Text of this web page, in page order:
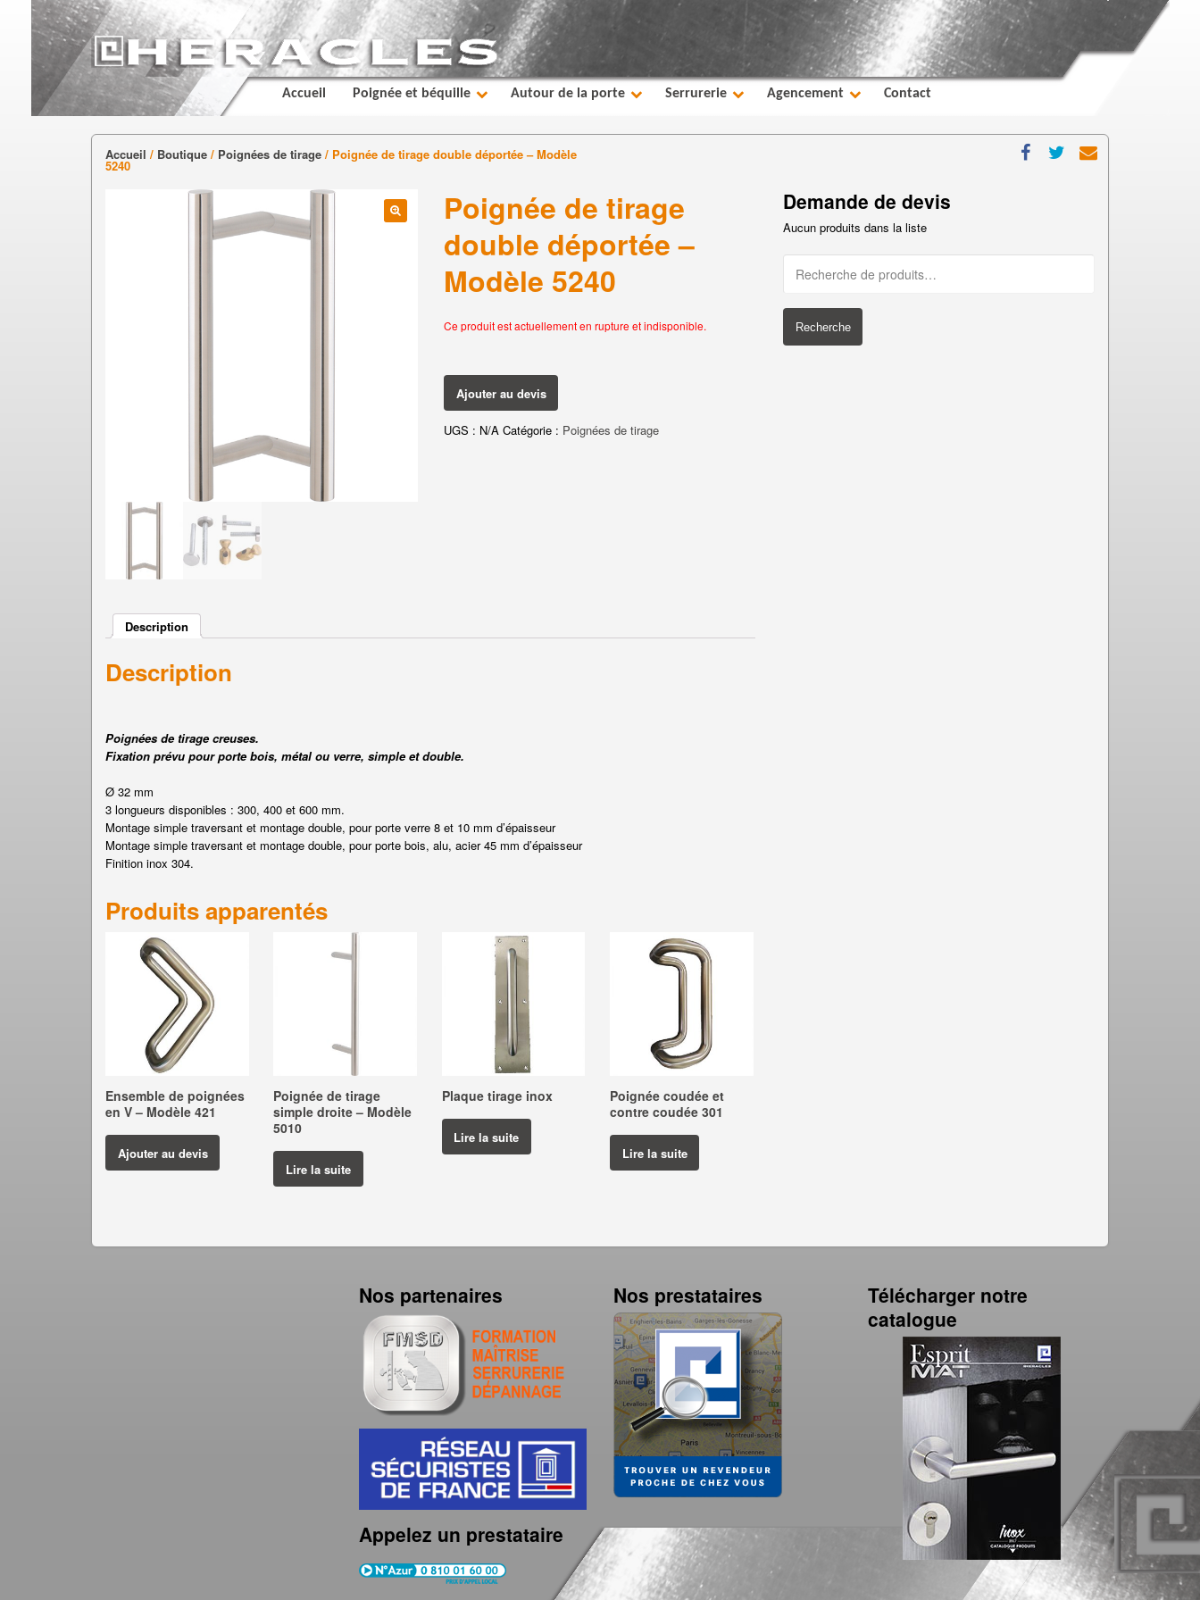
Accueil Poignée et béquille Autour de la porte Serrurerie Agencement Contact
Accueil / Boutique / Poignées de tirage / Poignée de tirage double déportée – Modèle
5240
Poignée de tirage
double déportée –
Modèle 5240
Ce produit est actuellement en rupture et indisponible.
Ajouter au devis
UGS : N/A Catégorie : Poignées de tirage
Description
Description
Poignées de tirage creuses.
Fixation prévu pour porte bois, métal ou verre, simple et double.
Ø 32 mm
3 longueurs disponibles : 300, 400 et 600 mm.
Montage simple traversant et montage double, pour porte verre 8 et 10 mm d’épaisseur
Montage simple traversant et montage double, pour porte bois, alu, acier 45 mm d’épaisseur
Finition inox 304.
Produits apparentés
Ensemble de poignées
en V – Modèle 421
Ajouter au devis
Poignée de tirage
simple droite – Modèle
5010
Lire la suite
Plaque tirage inox
Lire la suite
Poignée coudée et
contre coudée 301
Lire la suite
Demande de devis
Aucun produits dans la liste
Recherche
Nos partenaires
Appelez un prestataire
Nos prestataires
Télécharger notre
catalogue